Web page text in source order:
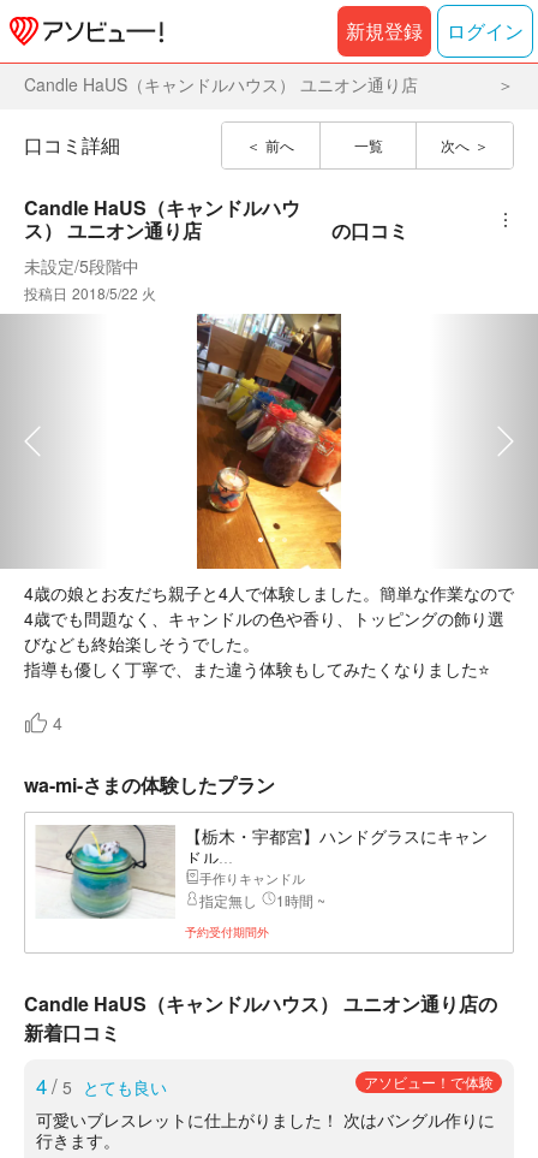
新規登録 ログイン
Candle HaUS（キャンドルハウス） ユニオン通り店
前へ 一覧 次へ
口コミ詳細
Candle HaUS（キャンドルハウ
ス） ユニオン通り店
の口コミ
︙
未設定/5段階中
投稿日 2018/5/22 火
4歳の娘とお友だち親子と4人で体験しました。簡単な作業なので
4歳でも問題なく、キャンドルの色や香り、トッピングの飾り選
びなども終始楽しそうでした。
指導も優しく丁寧で、また違う体験もしてみたくなりました⭐
4
wa-mi-さまの体験したプラン
【栃木・宇都宮】ハンドグラスにキャン
ドル...
手作りキャンドル
指定無し 1時間 ~
予約受付期間外
Candle HaUS（キャンドルハウス） ユニオン通り店の
新着口コミ
4/ 5 とても良い アソビュー！で体験
可愛いブレスレットに仕上がりました！ 次はバングル作りに
行きます。